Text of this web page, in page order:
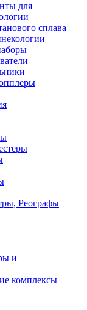
для
сплава
Реографы
и
комплексы